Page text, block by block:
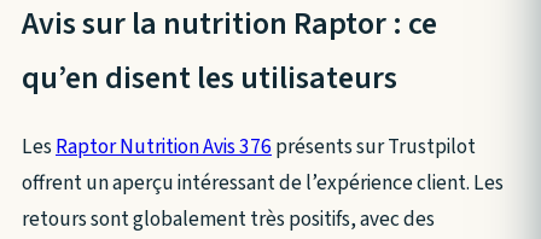
Avis sur la nutrition Raptor : ce
qu’en disent les utilisateurs
LesRaptor Nutrition Avis 376présents sur Trustpilot
offrent un aperçu intéressant de l’expérience client. Les
retours sont globalement très positifs, avec des